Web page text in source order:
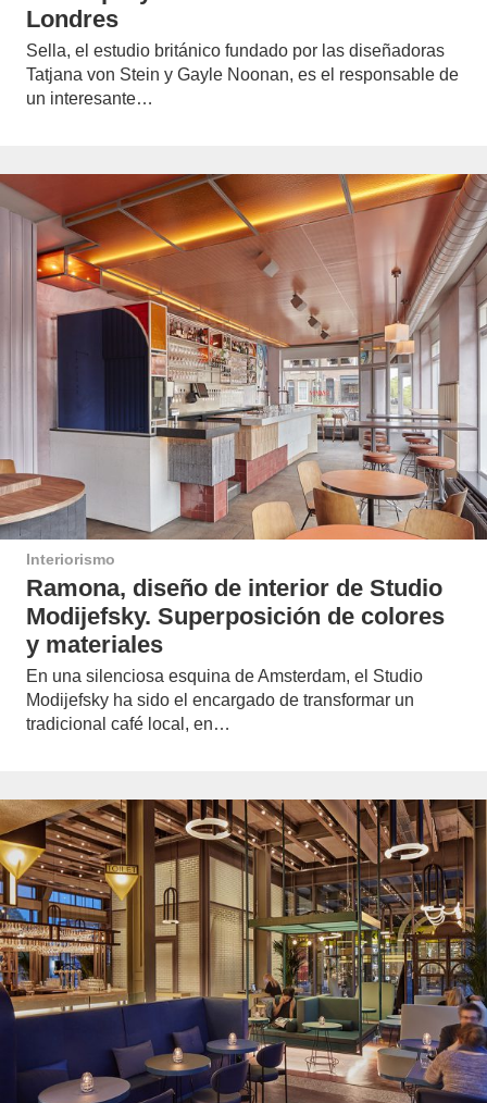
Londres
Sella, el estudio británico fundado por las diseñadoras
Tatjana von Stein y Gayle Noonan, es el responsable de
un interesante…
Interiorismo
Ramona, diseño de interior de Studio
Modijefsky. Superposición de colores
y materiales
En una silenciosa esquina de Amsterdam, el Studio
Modijefsky ha sido el encargado de transformar un
tradicional café local, en…